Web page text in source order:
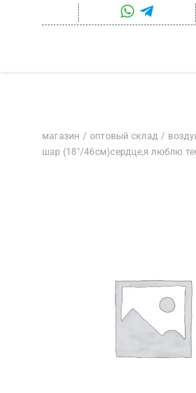
магазин оптовый склад
шар (18″/46см)сердце,я люблю